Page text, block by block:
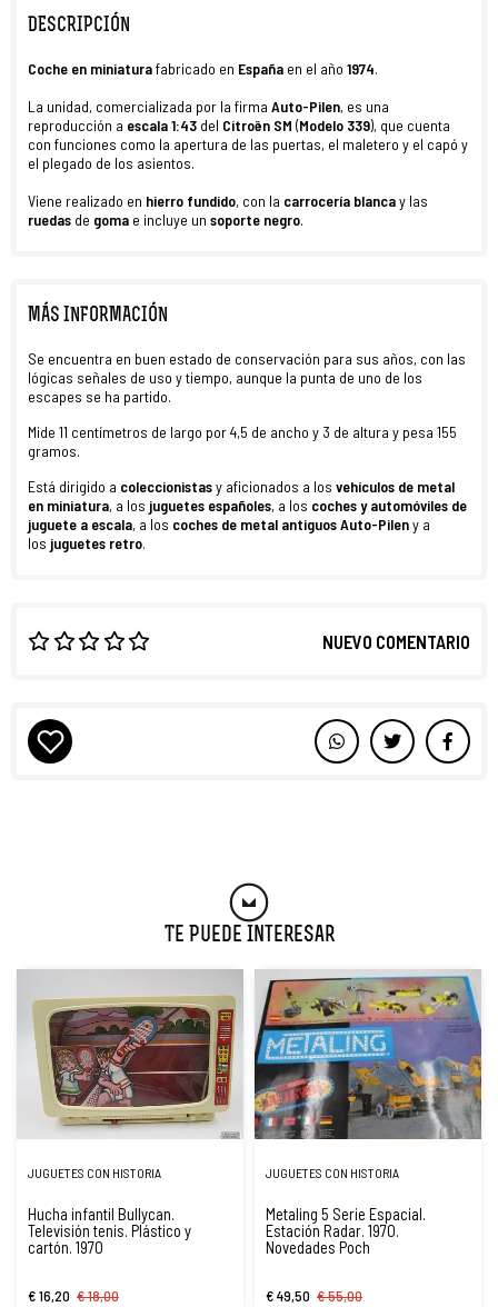
DESCRIPCIÓN
Coche en miniaturafabricado en España en el año 1974.
La unidad, comercializada por la firma Auto-Pilen, es una
reproducción a escala 1:43 del Citroën SM (Modelo 339), que cuenta
con funciones como la apertura de las puertas, el maletero y el capó y
el plegado de los asientos.
Viene realizado en hierro fundido, con la carrocería blancay las
ruedas de goma e incluye un soporte negro.
MÁS INFORMACIÓN
Se encuentra en buen estado de conservación para sus años, con las
lógicas señales de uso y tiempo, aunque la punta de uno de los
escapes se ha partido.
Mide 11 centímetros de largo por 4,5 de ancho y 3 de altura y pesa 155
gramos.
Está dirigido a coleccionistasy aficionados a los vehículos de metal
en miniatura, a los juguetes españoles, a los coches y automóviles de
juguete a escala, a los coches de metal antiguos Auto-Pileny a
los juguetes retro.
NUEVO COMENTARIO
Te Puede Interesar
JUGUETES CON HISTORIA
Hucha infantil Bullycan.
Televisión tenis. Plástico y
cartón. 1970
€ 16,20 € 18,00
JUGUETES CON HISTORIA
Metaling 5 Serie Espacial.
Estación Radar. 1970.
Novedades Poch
€ 49,50 € 55,00